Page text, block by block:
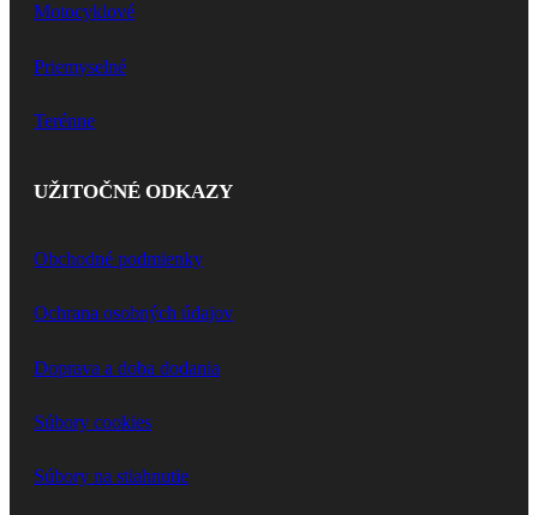
Motocyklové
Priemyselné
Terénne
UŽITOČNÉ ODKAZY
Obchodné podmienky
Ochrana osobných údajov
Doprava a doba dodania
Súbory cookies
Súbory na stiahnutie